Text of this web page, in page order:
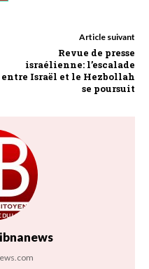
Article suivant
Revue de presse
israélienne: l’escalade
entre Israël et le Hezbollah
se poursuit